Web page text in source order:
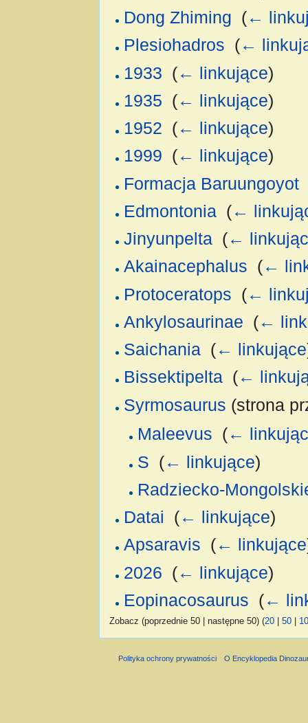
Dong Zhiming (←
Plesiohadros (←
1933 (← linkujące)
1935 (← linkujące)
1952 (← linkujące)
1999 (← linkujące)
Formacja Baruungoyot‎
Edmontonia‎ (←
Jinyunpelta‎ (←
Akainacephalus (←
Protoceratops (←
Ankylosaurinae (←
Saichania‎ (← linkujące
Bissektipelta‎ (←
Syrmosaurus (strona
Maleevus (←
S (← linkujące)
Radziecko-
Datai
(← linkujące)
Apsaravis (← linkujące
2026 (← linkujące)
Eopinacosaurus (←
Zobacz (poprzednie 50 | następne 50) (20 |50
Polityka ochrony prywatności O Encyklopedia